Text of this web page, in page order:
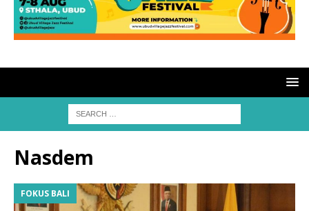
Nasdem
FOKUS BALI